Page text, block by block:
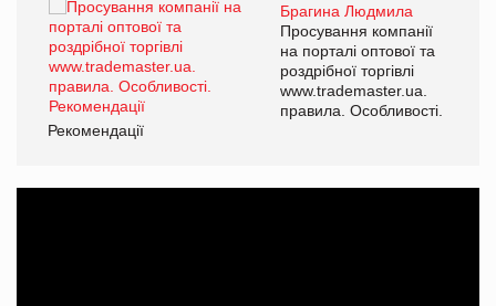
Брагина Людмила
Просування компанії
на порталі оптової та
роздрібної торгівлі
www.trademaster.ua.
правила. Особливості.
Рекомендації